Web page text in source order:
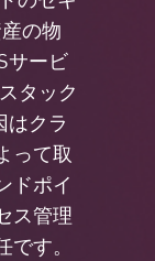
の物
サービ
タック
はクラ
って取
ドポイ
ス管理
す。